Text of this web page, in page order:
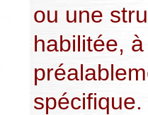
ou une
habilitée,